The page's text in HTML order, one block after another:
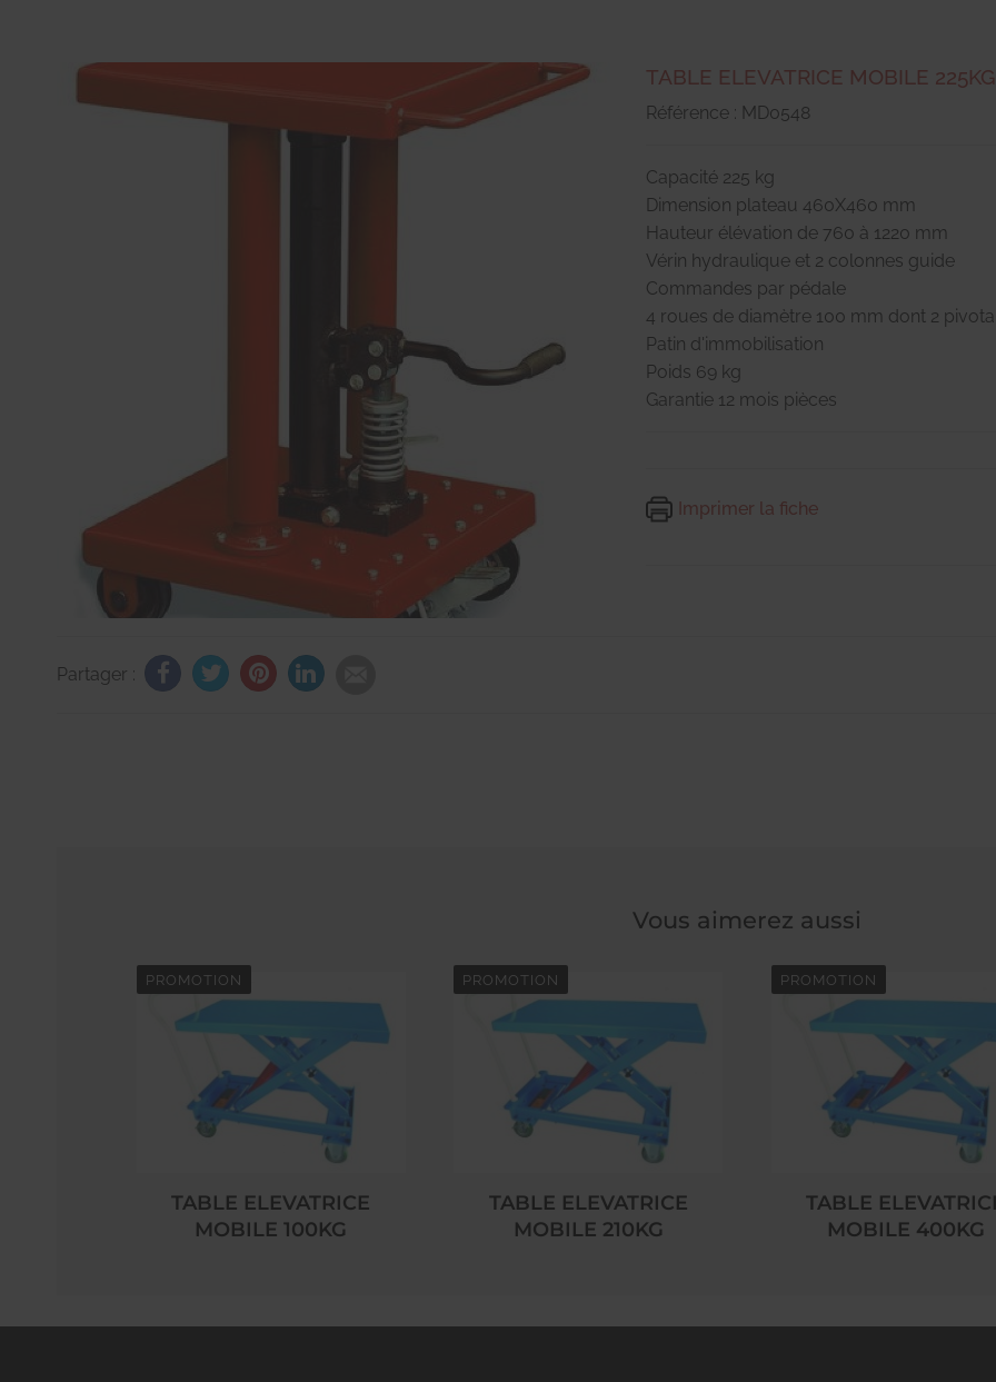
TABLE ELEVATRICE MOBILE 225KG
Référence : MD0548
Capacité 225 kg
Dimension plateau 460X460 mm
Hauteur élévation de 760 à 1220 mm
Vérin hydraulique et 2 colonnes guide
Commandes par pédale
4 roues de diamètre 100 mm dont 2
Patin d'immobilisation
Poids 69 kg
Garantie 12 mois pièces
Imprimer la fiche
Partager :
Vous aimerez aussi
PROMOTION
TABLE ELEVATRICE
MOBILE 100KG
PROMOTION
TABLE ELEVATRICE
MOBILE 210KG
PROMOTION
TABLE
MOBILE 400KG